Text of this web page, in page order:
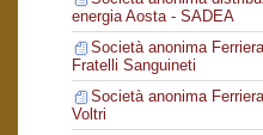
energia Aosta - SADEA
Società anonima Ferriera
Fratelli Sanguineti
Società anonima
Voltri